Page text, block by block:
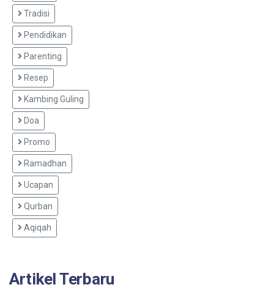
Tradisi
Pendidikan
Parenting
Resep
Kambing Guling
Doa
Promo
Ramadhan
Ucapan
Qurban
Aqiqah
Artikel Terbaru